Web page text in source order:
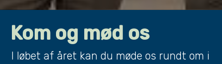
Kom og mød os
I løbet af året kan du møde os rundt om i